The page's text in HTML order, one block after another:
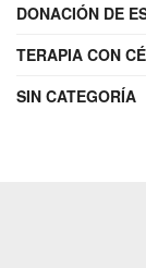
DONACIÓN DE
TERAPIA CON
SIN CATEGORÍA